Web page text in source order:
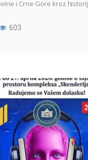
i Crne Gore kroz
603